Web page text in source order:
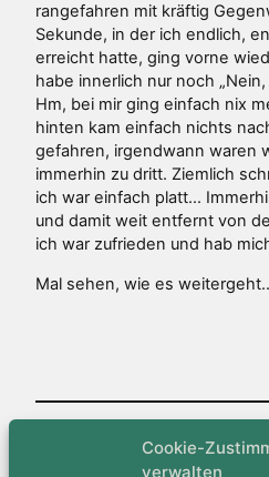
Cookie-
verwalten
rangefahren mit kräftig
Sekunde, in der ich endlich,
erreicht hatte, ging vorne
habe innerlich nur noch
Hm, bei mir ging einfach nix
hinten kam einfach nichts
gefahren, irgendwann waren
immerhin zu dritt. Ziemlich
ich war einfach platt…
und damit weit entfernt von
ich war zufrieden und hab
Mal sehen, wie es
27. März 2015in